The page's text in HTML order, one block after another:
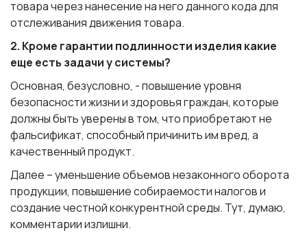
товара через нанесение на него данного кода для
отслеживания движения товара.
2. Кроме гарантии подлинности изделия какие
еще есть задачи у системы?
Основная, безусловно, - повышение уровня
безопасности жизни и здоровья граждан, которые
должны быть уверены в том, что приобретают не
фальсификат, способный причинить им вред, а
качественный продукт.
Далее – уменьшение объемов незаконного оборота
продукции, повышение собираемости налогов и
создание честной конкурентной среды. Тут, думаю,
комментарии излишни.